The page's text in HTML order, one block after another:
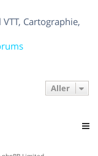
Cartographie,
Aller